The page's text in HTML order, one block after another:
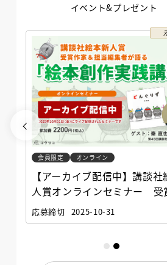
イベント&プレゼント
会員限定 オンライン
【アーカイブ配信中】講談
人賞オンラインセミナー 受
と担当編集者が語る「絵本創
講座」
応募締切 2025-10-31